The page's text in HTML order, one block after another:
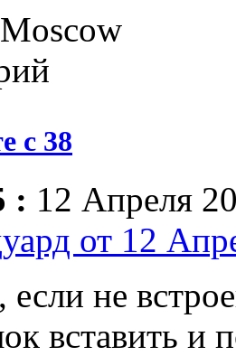
с 38
: 12 Апреля
от 12
если не
вставить и